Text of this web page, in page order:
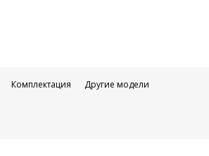
Комплектация Другие модели